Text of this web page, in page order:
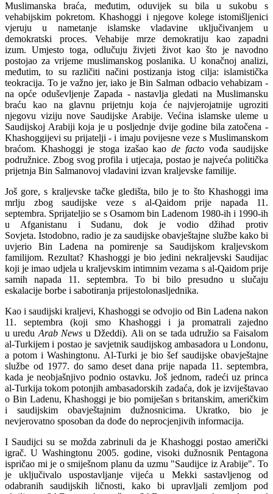
Muslimanska braća, međutim, oduvijek su bila u sukobu s
vehabijskim pokretom. Khashoggi i njegove kolege istomišljenici
vjeruju u nametanje islamske vladavine uključivanjem u
demokratski proces. Vehabije mrze demokratiju kao zapadni
izum. Umjesto toga, odlučuju živjeti život kao što je navodno
postojao za vrijeme muslimanskog poslanika. U konačnoj analizi,
međutim, to su različiti načini postizanja istog cilja: islamistička
teokracija. To je važno jer, iako je Bin Salman odbacio vehabizam -
na opće oduševljenje Zapada - nastavlja gledati na Muslimansku
braću kao na glavnu prijetnju koja će najvjerojatnije ugroziti
njegovu viziju nove Saudijske Arabije. Većina islamske uleme u
Saudijskoj Arabiji koja je u posljednje dvije godine bila zatočena -
Khashoggijevi su prijatelji - i imaju povijesne veze s Muslimanskom
braćom. Khashoggi je stoga izašao kaode facto vođa saudijske
podružnice. Zbog svog profila i utjecaja, postao je najveća politička
prijetnja Bin Salmanovoj vladavini izvan kraljevske familije.
Još gore, s kraljevske tačke gledišta, bilo je to što Khashoggi ima
mrlju zbog saudijske veze s al-Qaidom prije napada 11.
septembra. Sprijateljio se s Osamom bin Ladenom 1980-ih i 1990-ih
u Afganistanu i Sudanu, dok je vodio džihad protiv
Sovjeta. Istodobno, radio je za saudijske obavještajne službe kako bi
uvjerio Bin Ladena na pomirenje sa Saudijskom kraljevskom
familijom. Rezultat? Khashoggi je bio jedini nekraljevski Saudijac
koji je imao udjela u kraljevskim intimnim vezama s al-Qaidom prije
samih napada 11. septembra. To bi bilo presudno u slučaju
eskalacije borbe i sabotiranja prijestolonasljednika.
Kao i saudijski kraljevi, Khashoggi se odvojio od Bin Ladena nakon
11. septembra (koji smo Khashoggi i ja promatrali zajedno
u uredu Arab News u Džeddi). Ali on se tada udružio sa Faisalom
al-Turkijem i postao je savjetnik saudijskog ambasadora u Londonu,
a potom i Washingtonu. Al-Turki je bio šef saudijske obavještajne
službe od 1977. do samo deset dana prije napada 11. septembra,
kada je neobjašnjivo podnio ostavku. Još jednom, radeći uz princa
al-Turkija tokom potonjih ambasadorskih zadaća, dok je izviještavao
o Bin Ladenu, Khashoggi je bio pomiješan s britanskim, američkim
i saudijskim obavještajnim dužnosnicima. Ukratko, bio je
nevjerovatno sposoban da dođe do neprocjenjivih informacija.
I Saudijci su se možda zabrinuli da je Khashoggi postao američki
igrač. U Washingtonu 2005. godine, visoki dužnosnik Pentagona
ispričao mi je o smiješnom planu da uzmu "Saudijce iz Arabije". To
je uključivalo uspostavljanje vijeća u Mekki sastavljenog od
odabranih saudijskih ličnosti, kako bi upravljali zemljom pod